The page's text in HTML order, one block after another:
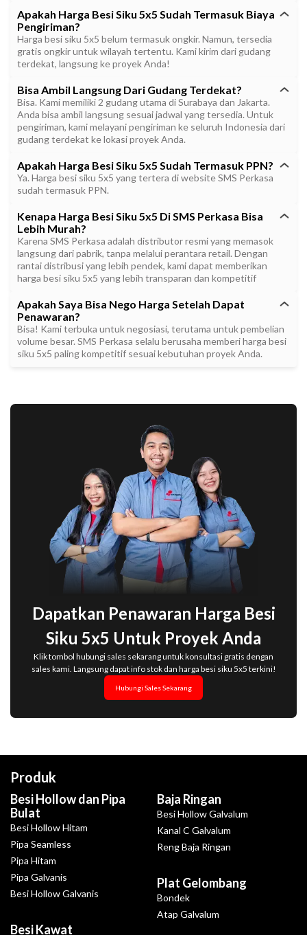
Apakah Harga Besi Siku 5x5 Sudah Termasuk Biaya
Pengiriman?
Harga besi siku 5x5 belum termasuk ongkir. Namun, tersedia
gratis ongkir untuk wilayah tertentu. Kami kirim dari gudang
terdekat, langsung ke proyek Anda!
Bisa Ambil Langsung Dari Gudang Terdekat?
Bisa. Kami memiliki 2 gudang utama di Surabaya dan Jakarta.
Anda bisa ambil langsung sesuai jadwal yang tersedia. Untuk
pengiriman, kami melayani pengiriman ke seluruh Indonesia dari
gudang terdekat ke lokasi proyek Anda.
Apakah Harga Besi Siku 5x5 Sudah Termasuk PPN?
Ya. Harga besi siku 5x5 yang tertera di website SMS Perkasa
sudah termasuk PPN.
Kenapa Harga Besi Siku 5x5 Di SMS Perkasa Bisa
Lebih Murah?
Karena SMS Perkasa adalah distributor resmi yang memasok
langsung dari pabrik, tanpa melalui perantara retail. Dengan
rantai distribusi yang lebih pendek, kami dapat memberikan
harga besi siku 5x5 yang lebih transparan dan kompetitif
Apakah Saya Bisa Nego Harga Setelah Dapat
Penawaran?
Bisa! Kami terbuka untuk negosiasi, terutama untuk pembelian
volume besar. SMS Perkasa selalu berusaha memberi harga besi
siku 5x5 paling kompetitif sesuai kebutuhan proyek Anda.
Dapatkan Penawaran Harga Besi
Siku 5x5 Untuk Proyek Anda
Klik tombol hubungi sales sekarang untuk konsultasi gratis dengan
sales kami. Langsung dapat info stok dan harga besi siku 5x5 terkini!
Hubungi Sales Sekarang
Produk
Besi Hollow dan Pipa
Bulat
Besi Hollow Hitam
Pipa Seamless
Pipa Hitam
Pipa Galvanis
Besi Hollow Galvanis
Besi Kawat
Baja Ringan
Besi Hollow Galvalum
Kanal C Galvalum
Reng Baja Ringan
Plat Gelombang
Bondek
Atap Galvalum